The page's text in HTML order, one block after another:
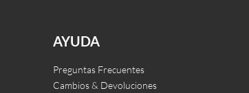
AYUDA
Preguntas Frecuentes
Cambios & Devoluciones